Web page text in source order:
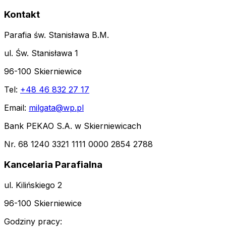
Kontakt
Parafia św. Stanisława B.M.
ul. Św. Stanisława 1
96-100 Skierniewice
Tel: +48 46 832 27 17
Email: milgata@wp.pl
Bank PEKAO S.A. w Skierniewicach
Nr. 68 1240 3321 1111 0000 2854 2788
Kancelaria Parafialna
ul. Kilińskiego 2
96-100 Skierniewice
Godziny pracy: